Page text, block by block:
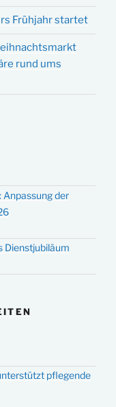
Frühjahr startet
rund ums
der
Dienstjubiläum
pflegende